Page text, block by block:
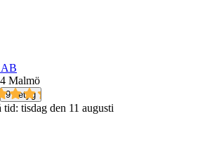
AB
Malmö
9 betyg
tid: tisdag den 11 augusti